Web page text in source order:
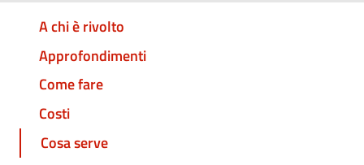
A chi è rivolto
Approfondimenti
Come fare
Costi
Cosa serve